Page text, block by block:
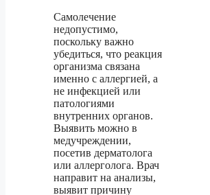
Самолечение
недопустимо,
поскольку важно
убедиться, что реакция
организма связана
именно с аллергией, а
не инфекцией или
патологиями
внутренних органов.
Выявить можно в
медучреждении,
посетив дерматолога
или аллерголога. Врач
направит на анализы,
выявит причину